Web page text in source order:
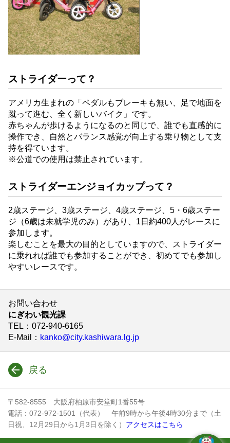
ストライダーって？
アメリカ生まれの「ペダルもブレーキも無い、足で地面を
蹴って進む、全く新しいバイク」です。
赤ちゃんが歩けるようになるのと同じで、誰でも直感的に
操作でき、自然とバランス感覚が向上する乗り物として支
持を得ています。
※公道での使用は禁止されています。
ストライダーエンジョイカップって？
2歳ステージ、3歳ステージ、4歳ステージ、5・6歳ステー
ジ（6歳は未就学児のみ）があり、1日約400人がレースに
参加します。
楽しむことを最大の目的としていますので、ストライダー
に乗れれば誰でも参加することができ、初めてでも参加し
やすいレースです。
お問い合わせ
にぎわい観光課
TEL ：072-940-6165
E-Mail
： kanko@city.kashiwara.lg.jp
戻る
〒582-8555 大阪府柏原市安堂町1番55号
電話：072-972-1501（代表） 午前9時から午後4時30分まで（土
日祝、12月29日から1月3日を除く） アクセスはこちら